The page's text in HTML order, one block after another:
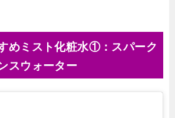
めミスト化粧水①：スパーク
スウォーター